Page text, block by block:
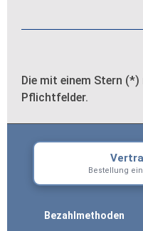
Die mit einem Stern
Pflichtfelder.
Bestellung
Bezahlmethoden